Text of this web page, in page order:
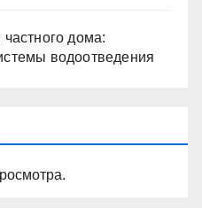
дома:
водоотведения